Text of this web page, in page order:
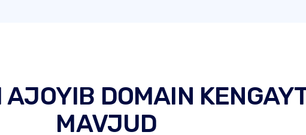
AJOYIB DOMAIN
MAVJUD